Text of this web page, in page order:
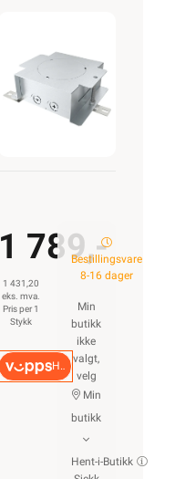
1 789,-
1 431,20
eks. mva.
Pris per 1
Stykk
Hurtigkasse
Bestillingsvare
8-16 dager
Min
butikk
ikke
valgt,
velg
Min
butikk
Hent-i-Butikk